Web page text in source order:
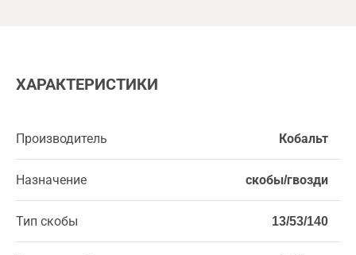
ХАРАКТЕРИСТИКИ
Производитель Кобальт
Назначение скобы/гвозди
Тип скобы 13/53/140